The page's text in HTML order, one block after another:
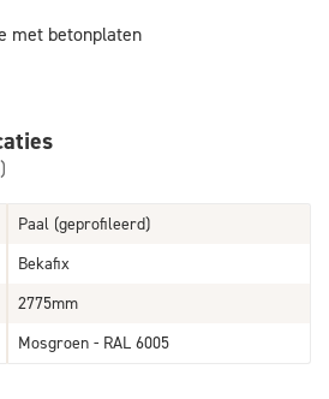
met betonplaten
Paal (geprofileerd)
Bekafix
2775mm
Mosgroen - RAL 6005